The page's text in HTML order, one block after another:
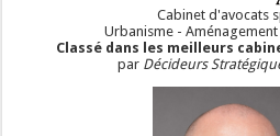
Cabinet d'avocats
Urbanisme -
Classé dans les meilleurs
par Décideurs